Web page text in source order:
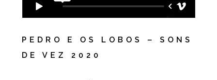
PEDRO E OS LOBOS – SONS
DE VEZ 2020